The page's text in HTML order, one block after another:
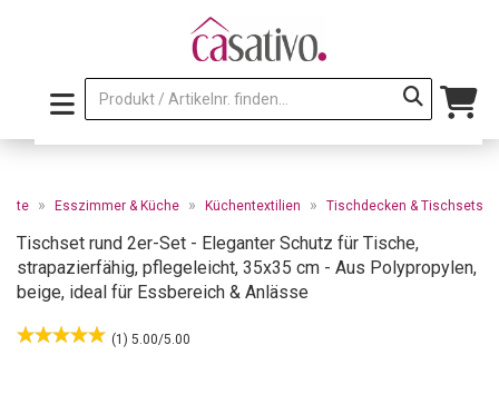
» Esszimmer & Küche » Küchentextilien » Tischdecken & Tischsets
Tischset rund 2er-Set - Eleganter Schutz für Tische,
strapazierfähig, pflegeleicht, 35x35 cm - Aus Polypropylen,
beige, ideal für Essbereich & Anlässe
(1) 5.00/5.00